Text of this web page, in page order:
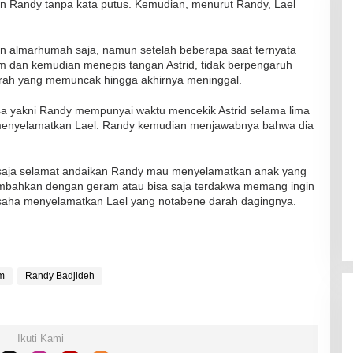
tanpa kata putus. Kemudian, menurut Randy, Lael
almarhumah saja, namun setelah beberapa saat ternyata
dan kemudian menepis tangan Astrid, tidak berpengaruh
yang memuncak hingga akhirnya meninggal.
yakni Randy mempunyai waktu mencekik Astrid selama lima
Lael. Randy kemudian menjawabnya bahwa dia
selamat andaikan Randy mau menyelamatkan anak yang
dengan geram atau bisa saja terdakwa memang ingin
menyelamatkan Lael yang notabene darah dagingnya.
Randy Badjideh
Ikuti Kami
RSUD Naibonat Musnahkan Obat
Kadaluarsa